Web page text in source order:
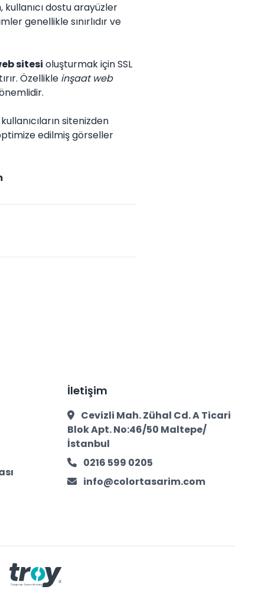
dostu arayüzler
genellikle sınırlıdır ve
sitesi oluşturmak için SSL
Özellikle inşaat web
sitenizden
edilmiş görseller
İletişim
Cevizli Mah. Zühal Cd. A Ticari
Blok Apt. No:46/50 Maltepe/
İstanbul
0216 599 0205
info@colortasarim.com